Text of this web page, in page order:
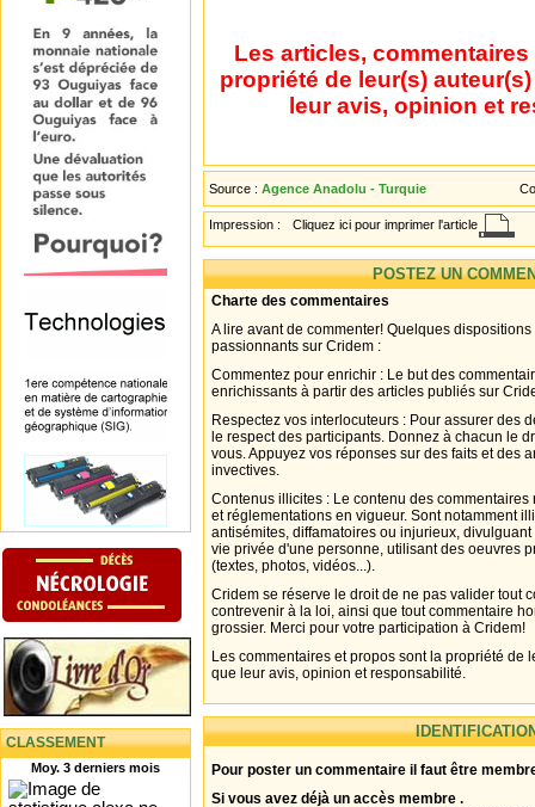
CLASSEMENT
Moy. 3 derniers mois
Les articles,
propriété de leur(s)
leur avis, opinion et
Source : Agence Anadolu - Turquie
Impression : Cliquez ici pour imprimer l'article
POSTEZ UN
Charte des commentaires
A lire avant de commenter! Quelques
passionnants sur Cridem :
Commentez pour enrichir : Le but des
enrichissants à partir des articles publiés sur
Respectez vos interlocuteurs : Pour assurer des
le respect des participants. Donnez à chacun le
vous. Appuyez vos réponses sur des faits et des
invectives.
Contenus illicites : Le contenu des
et réglementations en vigueur. Sont notamment
antisémites, diffamatoires ou injurieux,
vie privée d'une personne, utilisant des oeuvres
(textes, photos, vidéos...).
Cridem se réserve le droit de ne pas valider tout
contrevenir à la loi, ainsi que tout commentaire
grossier. Merci pour votre participation à Cridem!
Les commentaires et propos sont la propriété de
que leur avis, opinion et responsabilité.
Pour poster un commentaire il faut être
Si vous avez déjà un accès membre .